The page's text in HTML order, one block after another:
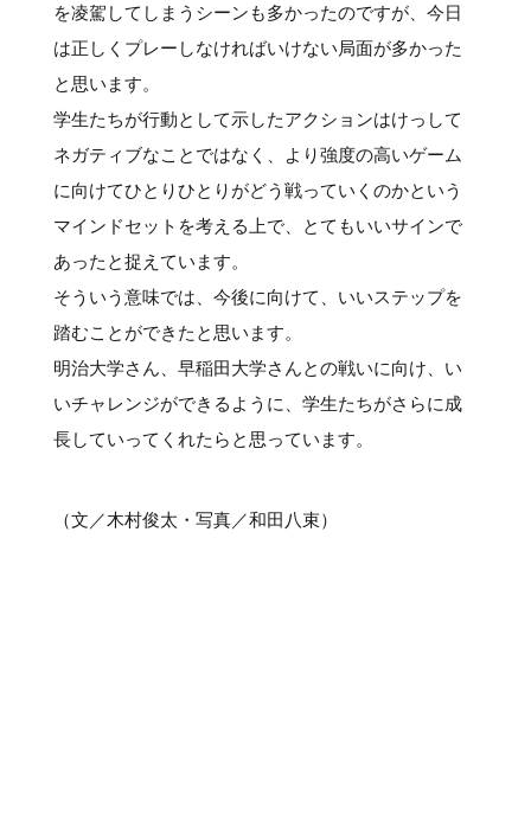
を凌駕してしまうシーンも多かったのですが、今日
は正しくプレーしなければいけない局面が多かった
と思います。
学生たちが行動として示したアクションはけっして
ネガティブなことではなく、より強度の高いゲーム
に向けてひとりひとりがどう戦っていくのかという
マインドセットを考える上で、とてもいいサインで
あったと捉えています。
そういう意味では、今後に向けて、いいステップを
踏むことができたと思います。
明治大学さん、早稲田大学さんとの戦いに向け、い
いチャレンジができるように、学生たちがさらに成
長していってくれたらと思っています。
（文／木村俊太・写真／和田八束）